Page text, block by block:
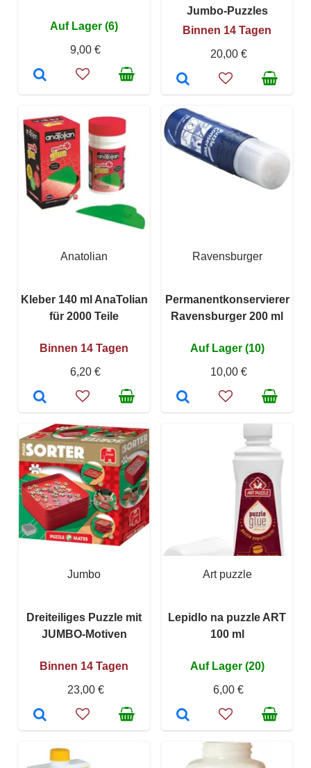
Auf Lager (6)
9,00 €
Jumbo-Puzzles
Binnen 14 Tagen
20,00 €
Anatolian
Kleber 140 ml AnaTolian
für 2000 Teile
Binnen 14 Tagen
6,20 €
Ravensburger
Permanentkonservierer
Ravensburger 200 ml
Auf Lager (10)
10,00 €
Jumbo
Dreiteiliges Puzzle mit
JUMBO-Motiven
Binnen 14 Tagen
23,00 €
Art puzzle
Lepidlo na puzzle ART
100 ml
Auf Lager (20)
6,00 €